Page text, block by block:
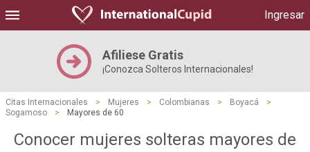
Ingresar
Afiliese Gratis
¡Conozca Solteros Internacionales!
Citas Internacionales > Mujeres > Colombianas > Boyacá
>
Sogamoso
> Mayores de 60
Conocer mujeres solteras mayores de